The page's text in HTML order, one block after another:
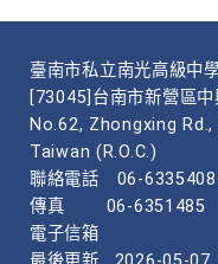
臺南市私立南光高級中
[73045]台南市新營區
No.62, Zhongxing
Taiwan (R.O.C.)
聯絡電話
06-
傳真
06-6351485
電子信箱